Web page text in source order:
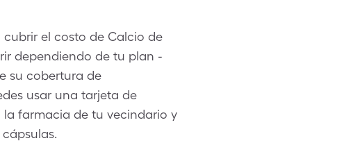
el costo de Calcio de
dependiendo de tu plan -
su cobertura de
usar una tarjeta de
farmacia de tu vecindario y